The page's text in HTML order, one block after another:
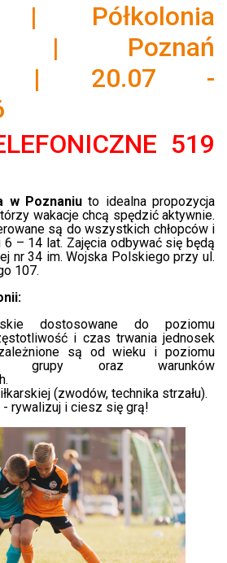
| Półkolonia
| Poznań
| 20.07 -
519
w Poznaniu to idealna propozycja
wakacje chcą spędzić aktywnie.
są do wszystkich chłopców i
– 14 lat. Zajęcia odbywać się będą
nr 34 im. Wojska Polskiego przy ul.
107.
dostosowane do poziomu
i czas trwania jednosek
są od wieku i poziomu
grupy oraz warunków
(zwodów, technika strzału).
- rywalizuj i ciesz się grą!